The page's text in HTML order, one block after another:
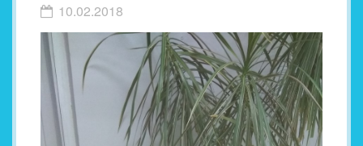
10.02.2018